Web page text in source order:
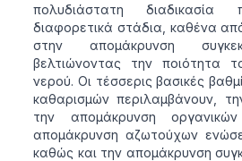
πολυδιάστατη διαδικασία
διαφορετικά στάδια, καθένα
στην απομάκρυνση
βελτιώνοντας την ποιότητα
νερού. Οι τέσσερις βασικές
καθαρισμών περιλαμβάνουν,
την απομάκρυνση
απομάκρυνση αζωτούχων
καθώς και την απομάκρυνση